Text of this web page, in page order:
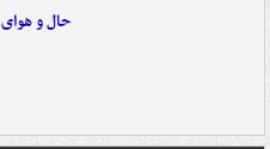
حال و هوای